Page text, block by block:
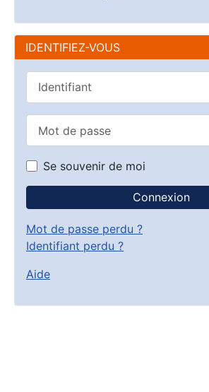
IDENTIFIEZ-VOUS
Se souvenir de moi
Connexion
Mot de passe perdu ?
Identifiant perdu ?
Aide